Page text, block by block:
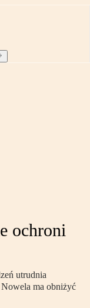
ochroni
utrudnia
Nowela ma obniżyć